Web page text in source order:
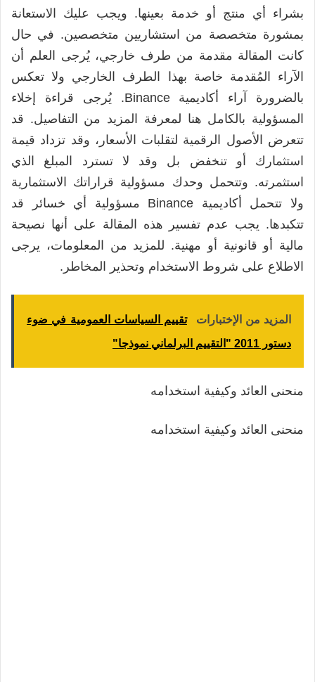
بشراء أي منتج أو خدمة بعينها. ويجب عليك الاستعانة
بمشورة متخصصة من استشاريين متخصصين. في حال
كانت المقالة مقدمة من طرف خارجي، يُرجى العلم أن
الآراء المُقدمة خاصة بهذا الطرف الخارجي ولا تعكس
بالضرورة آراء أكاديمية Binance. يُرجى قراءة إخلاء
المسؤولية بالكامل هنا لمعرفة المزيد من التفاصيل. قد
تتعرض الأصول الرقمية لتقلبات الأسعار، وقد تزداد قيمة
استثمارك أو تنخفض بل وقد لا تسترد المبلغ الذي
استثمرته. وتتحمل وحدك مسؤولية قراراتك الاستثمارية
ولا تتحمل أكاديمية Binance مسؤولية أي خسائر قد
تتكبدها. يجب عدم تفسير هذه المقالة على أنها نصيحة
مالية أو قانونية أو مهنية. للمزيد من المعلومات، يرجى
الاطلاع على شروط الاستخدام وتحذير المخاطر.
المزيد من الإختبارات
تقييم السياسات العمومية في ضوء
دستور 2011 "التقييم البرلماني نموذجا"
منحنى العائد وكيفية استخدامه
منحنى العائد وكيفية استخدامه